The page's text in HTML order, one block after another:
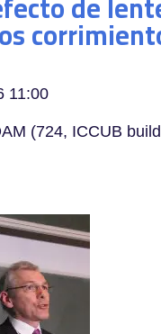
11:00
(724, ICCUB